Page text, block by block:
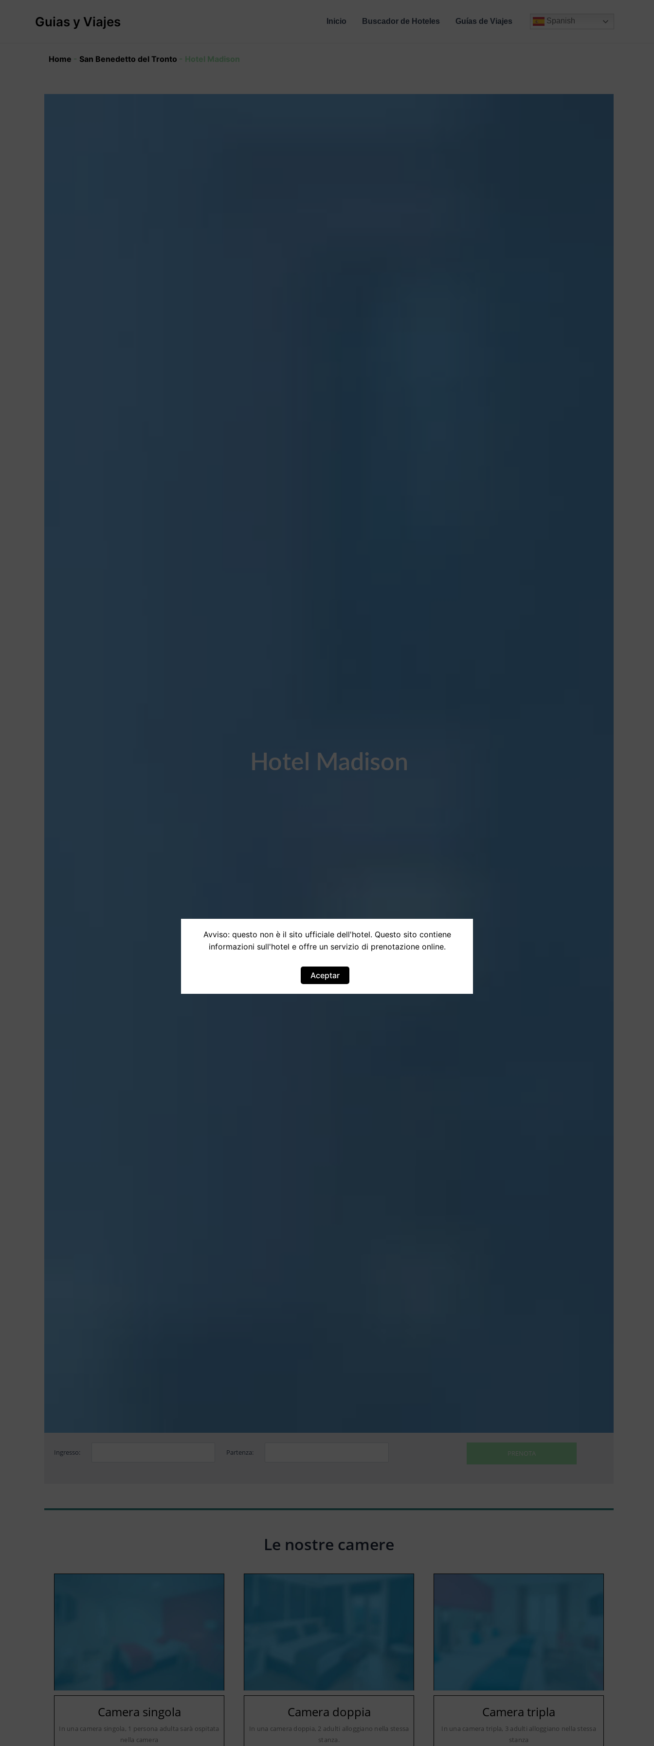
Guias y Viajes Inicio Buscador de Hoteles Guías de Viajes Spanish
Home - San Benedetto del Tronto - Hotel Madison
Hotel Madison
Ingresso: Partenza: PRENOTA
Le nostre camere
Camera singola
In una camera singola, 1 persona adulta sarà ospitata
nella camera
Camera doppia
In una camera doppia, 2 adulti alloggiano nella stessa
stanza.
Camera tripla
In una camera tripla, 3 adulti alloggiano nella stessa
stanza
Avviso: questo non è il sito ufficiale dell'hotel. Questo sito contiene
informazioni sull'hotel e offre un servizio di prenotazione online.
Aceptar